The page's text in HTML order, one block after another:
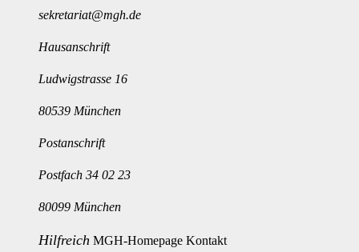
sekretariat@mgh.de
Hausanschrift
Ludwigstrasse 16
80539 München
Postanschrift
Postfach 34 02 23
80099 München
Hilfreich MGH-Homepage Kontakt